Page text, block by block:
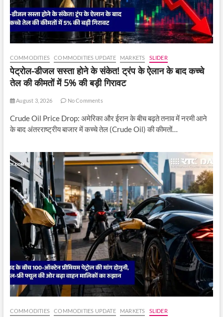
क्या
इससे
कम
COMMODITIES COMMODITIES UPDATE MARKETS SLIDER
पेट्रोल-डीजल सस्ता होने के संकेत! ट्रंप के ऐलान के बाद कच्चे
तेल की कीमतों में 5% की बड़ी गिरावट
August 3, 2026 No Comments
Crude Oil Price Drop: अमेरिका और ईरान के बीच बढ़ते तनाव में नरमी आने
के बाद अंतरराष्ट्रीय बाजार में कच्चे तेल (Crude Oil) की कीमतों…
COMMODITIES COMMODITIES UPDATE MARKETS SLIDER